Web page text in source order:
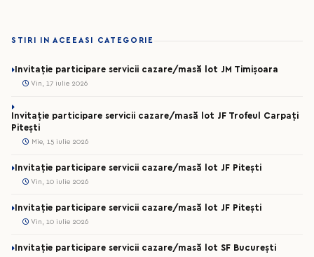
STIRI IN ACEEASI CATEGORIE
Invitație participare servicii cazare/masă lot JM Timișoara
Vin, 17 iulie 2026
Invitație participare servicii cazare/masă lot JF Trofeul Carpați
Pitești
Mie, 15 iulie 2026
Invitație participare servicii cazare/masă lot JF Pitești
Vin, 10 iulie 2026
Invitație participare servicii cazare/masă lot JF Pitești
Vin, 10 iulie 2026
Invitație participare servicii cazare/masă lot SF București